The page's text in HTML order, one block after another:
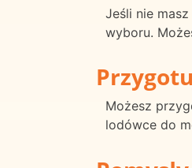
Jeśli nie
wyboru.
Możesz
lodówce do